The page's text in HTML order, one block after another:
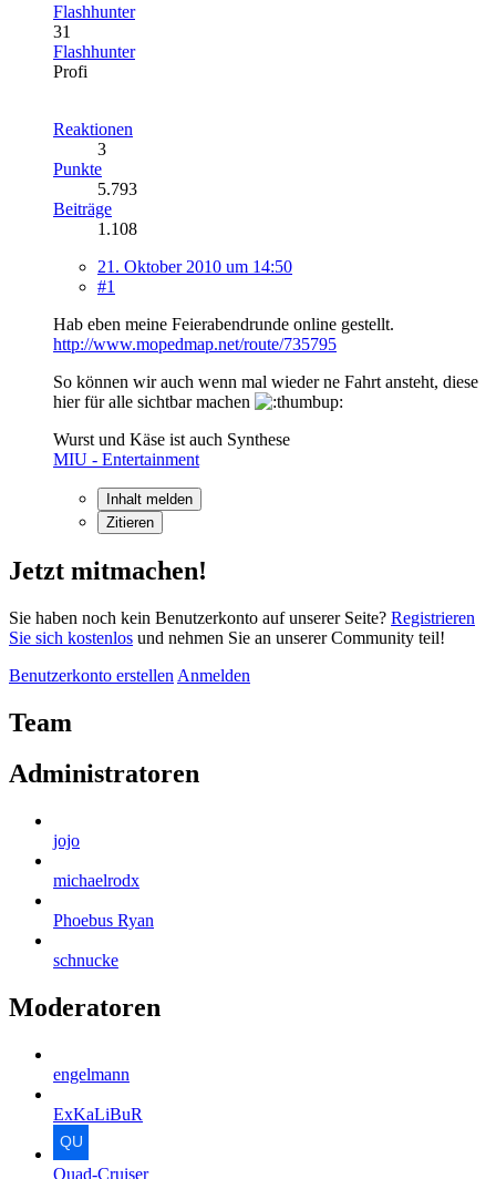
Flashhunter
31
Flashhunter
Profi
Reaktionen
3
Punkte
5.793
Beiträge
1.108
21. Oktober 2010 um 14:50
#1
Hab eben meine Feierabendrunde online gestellt.
http://www.mopedmap.net/route/735795
So können wir auch wenn mal wieder ne Fahrt ansteht, diese
hier für alle sichtbar machen
Wurst und Käse ist auch Synthese
MIU - Entertainment
Inhalt melden
Zitieren
Jetzt mitmachen!
Sie haben noch kein Benutzerkonto auf unserer Seite? Registrieren
Sie sich kostenlos und nehmen Sie an unserer Community teil!
Benutzerkonto erstellen Anmelden
Team
Administratoren
jojo
michaelrodx
Phoebus Ryan
schnucke
Moderatoren
engelmann
ExKaLiBuR
Quad-Cruiser